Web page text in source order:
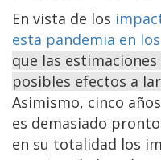
En vista de los
esta pandemia en
que las
posibles efectos a
Asimismo, cinco
es demasiado
en su totalidad los